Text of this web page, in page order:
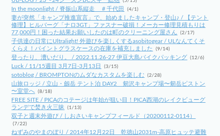
In the moonlight / 脊振山系縦走 ＃千代田 (4/1)
妻が突然「キャンプ推進宣言」で、始めましたキャンプ・登山♪ / 【テント
修理】ヒルバーグ「ナロ3GT」ファスナー破損！メーカー修理見積もりは
77,000円！困った結果お願いしたのは町のクリーニング屋さん
(2/17)
子供達の日常にUltralight! 外遊びを楽しくするasobitogear / ULなんてくそ
くらえ！パイントグラスケースの在庫を補充しました
(9/14)
登ったり、漕いだり。 / 2022.11.26-27 伊豆大島バイクパッキング (12/6)
Luck / 11/15週目 3月7日-3月13日 (3/15)
sotoblog / BROMPTONのムダなカスタムを楽しむ (2/28)
山旅ロッジ / 立山・劔岳 テント泊 DAY2 剱沢キャンプ場〜剱岳ピストン
〜室堂へ (8/18)
FREE SITE / PICAのコテージは年始が狙い目！PICA西湖のレイクビューグ
ランデで焚き火三昧
(1/13)
双子と週末外遊び / しおさいキャンプフィールド（20200112-0114）
(7/22)
ねずみのやまのぼり / 2014年12月22日 乾徳山2031m-高原ヒュッテ避難